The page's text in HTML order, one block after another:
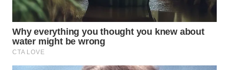
WN
PADANG
LAWAS
WN